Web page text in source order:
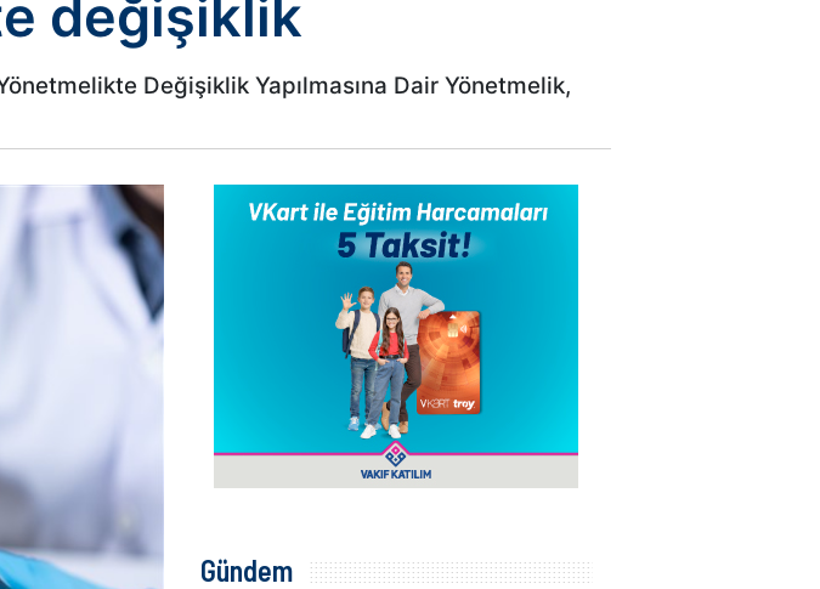
değişiklik
Değişiklik Yapılmasına Dair Yönetmelik,
Gündem